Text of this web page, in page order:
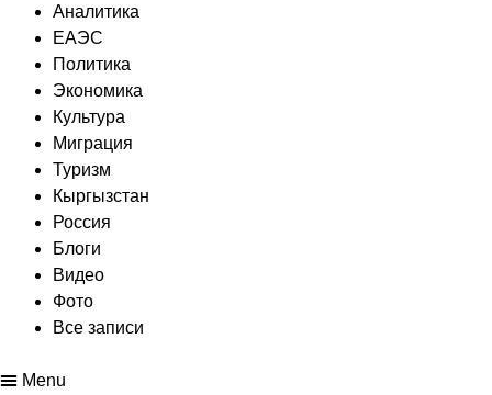
Аналитика
ЕАЭС
Политика
Экономика
Культура
Миграция
Туризм
Кыргызстан
Россия
Блоги
Видео
Фото
Все записи
Menu